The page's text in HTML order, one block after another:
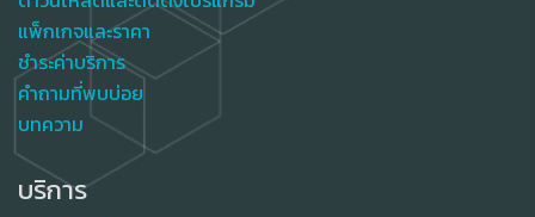
แพ็กเกจและราคา
ชำระค่าบริการ
คำถามที่พบบ่อย
บทความ
บริการ